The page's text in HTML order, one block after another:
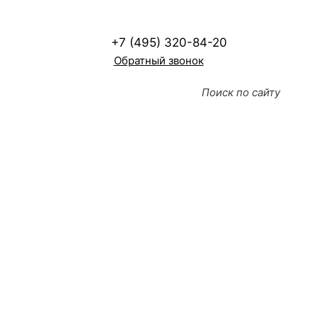
+7 (495) 320-84-20
Обратный звонок